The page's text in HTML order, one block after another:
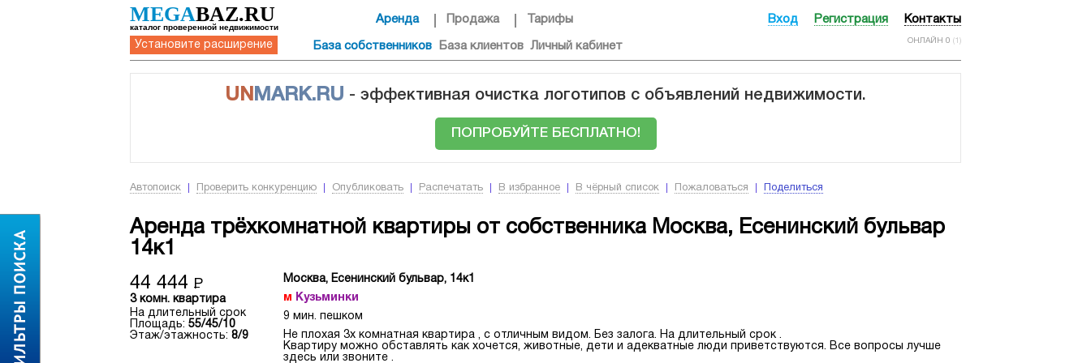
MEGABAZ.RU
каталог проверенной недвижимости
Установите расширение
Аренда Продажа Тарифы
База собственников База клиентов Личный кабинет
Контакты
Регистрация
Вход
ОНЛАЙН 0 (1)
UN MARK.RU - эффективная очистка логотипов с объявлений недвижимости.
ПОПРОБУЙТЕ БЕСПЛАТНО!
Автопоиск Проверить конкуренцию Опубликовать Распечатать В избранное В чёрный список Пожаловаться Поделиться
Аренда трёхкомнатной квартиры от собственника Москва, Есенинский бульвар
14к1
44 444 Р
3 комн. квартира
На длительный срок
Площадь: 55/45/10
Этаж/этажность: 8/9
Москва, Есенинский бульвар, 14к1
Кузьминки
9 мин. пешком
Не плохая 3х комнатная квартира , с отличным видом. Без залога. На длительный срок .
Квартиру можно обставлять как хочется, животные, дети и адекватные люди приветствуются. Все вопросы лучше
здесь или звоните .